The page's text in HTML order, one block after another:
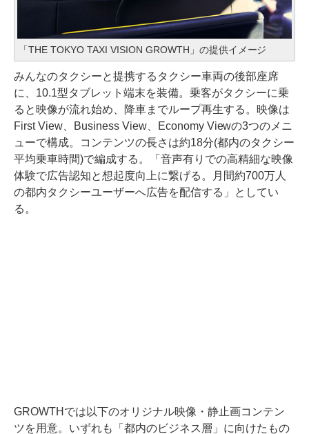
「THE TOKYO TAXI VISION GROWTH」の提供イメージ
みんなのタクシーと提携するタクシー車両の後部座席
に、10.1型タブレット端末を装備。乗客がタクシーに乗
ると映像が流れ始め、降車までループ再生する。映像は
First View、Business View、Economy Viewの3つのメニ
ューで構成。コンテンツの長さは約18分(都内のタクシー
平均乗車時間)で編成する。「音声有りでの高精細な映像
体験で広告認知と想起度向上に繋げる。月間約700万人
の都内タクシーユーザーへ広告を配信する」としてい
る。
GROWTHでは以下のオリジナル映像・静止画コンテン
ツを用意。いずれも「都内のビジネス層」に向けたもの